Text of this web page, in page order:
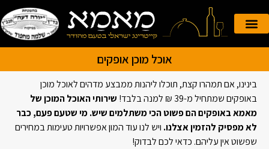
אוכל מוכן אופקים
בינינו, אם תמהרו קצת, תוכלו ליהנות ממבצע מדהים לאוכל מוכן
באופקים שמתחיל מ-39 ₪ למנה בלבד!
שירותי האוכל המוכן של
מאמא באופקים הם פשוט הכי משתלמים שיש. מי שטעם פעם, כבר
לא מפסיק להזמין אצלנו. ויש לנו עוד המון אפשרויות טעימות במחירים
שפשוט אין עליהם. כדאי לכם לבדוק!